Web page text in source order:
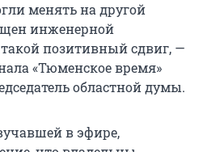
менять на другой
инженерной
позитивный сдвиг, —
«Тюменское время»
областной думы.
в эфире,